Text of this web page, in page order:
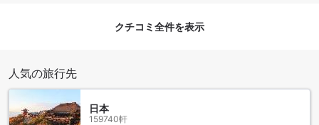
ームサービスをご利用いただければ、快適なお部屋で美味し
だけます。
また、アッコ ビーチ ホテルには、コーシャレストランもござ
います。厳格なコーシャの基準に則り、提供される料理は高
品質で、ユダヤ教の食事規定に準拠しています。朝食には、
クチコミ全件を表示
人気の旅行先
日本
159740軒